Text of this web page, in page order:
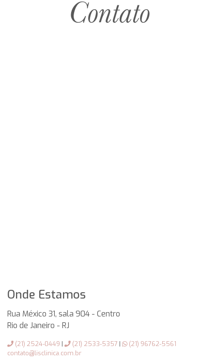
Contato
Onde Estamos
Rua México 31, sala 904 - Centro
Rio de Janeiro - RJ
(21) 2524-0449 | (21) 2533-5357 |
(21) 96762-5561
contato@lisclinica.com.br